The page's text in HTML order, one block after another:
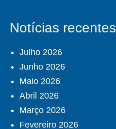
Notícias recentes
Julho 2026
Junho 2026
Maio 2026
Abril 2026
Março 2026
Fevereiro 2026